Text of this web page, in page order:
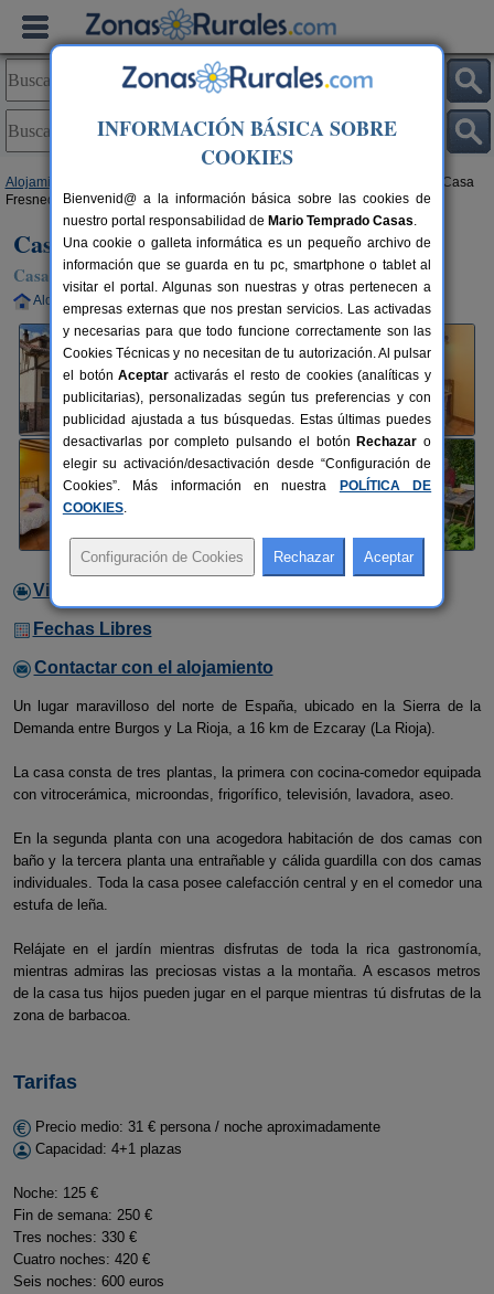
Alojamientos
> Casa
Fresneda
Casa Fresneda
Casa Rural en Fresneda de La Sierra Tirón (Burgos)
Alquiler completo 54 km de Burgos
Video
Fechas Libres
Contactar con el alojamiento
Un lugar maravilloso del norte de España, ubicado en la Sierra de la
Demanda entre Burgos y La Rioja, a 16 km de Ezcaray (La Rioja).
La casa consta de tres plantas, la primera con cocina-comedor equipada
con vitrocerámica, microondas, frigorífico, televisión, lavadora, aseo.
En la segunda planta con una acogedora habitación de dos camas con
baño y la tercera planta una entrañable y cálida guardilla con dos camas
individuales. Toda la casa posee calefacción central y en el comedor una
estufa de leña.
Relájate en el jardín mientras disfrutas de toda la rica gastronomía,
mientras admiras las preciosas vistas a la montaña. A escasos metros
de la casa tus hijos pueden jugar en el parque mientras tú disfrutas de la
zona de barbacoa.
Tarifas
Precio medio: 31 € persona / noche aproximadamente
Capacidad: 4+1 plazas
Noche: 125 €
Fin de semana: 250 €
Tres noches: 330 €
Cuatro noches: 420 €
Seis noches: 600 euros
INFORMACIÓN BÁSICA SOBRE
COOKIES
Bienvenid@ a la información básica sobre las cookies de
nuestro portal responsabilidad de Mario Temprado Casas.
Una cookie o galleta informática es un pequeño archivo de
información que se guarda en tu pc, smartphone o tablet al
visitar el portal. Algunas son nuestras y otras pertenecen a
empresas externas que nos prestan servicios. Las activadas
y necesarias para que todo funcione correctamente son las
Cookies Técnicas y no necesitan de tu autorización. Al pulsar
el botónAceptar activarás el resto de cookies (analíticas y
publicitarias), personalizadas según tus preferencias y con
publicidad ajustada a tus búsquedas. Estas últimas puedes
desactivarlas por completo pulsando el botón Rechazar o
elegir su activación/desactivación desde “Configuración de
Cookies”. Más información en nuestra
POLÍTICA DE
COOKIES.